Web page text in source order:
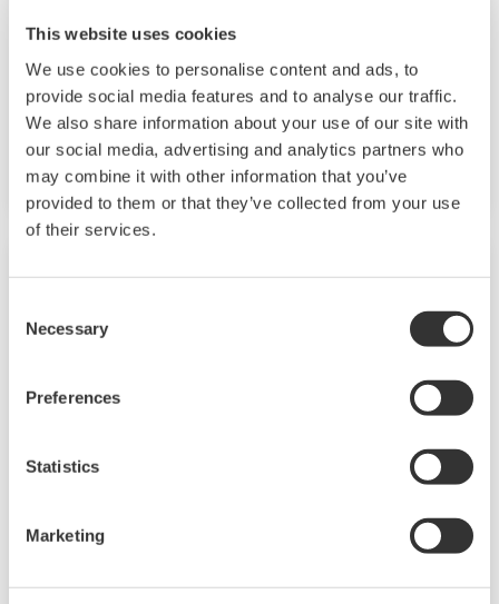
This website uses cookies
We use cookies to personalise content and ads, to
provide social media features and to analyse our traffic.
We also share information about your use of our site with
our social media, advertising and analytics partners who
may combine it with other information that you’ve
provided to them or that they’ve collected from your use
of their services.
Selection
Necessary
Preferences
Statistics
Marketing
ausgelegt. Ihr Hauptanwendungsbereich liegt
in Reinigungs-, Analysator- und
Gasprobenahmesystemen, Laboren und in
Messeinrichtungen von Maschinenausrüstung.
Messbare Durchflussraten:
Wasser = 0,002 l/h bis 630 l/h
Luft = 0,1 l/h bis 6300 l/h